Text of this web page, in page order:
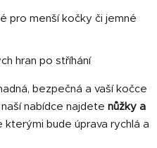
pro menší kočky či jemné
hran po stříhání
bezpečná a vaší kočce
nabídce najdete nůžky a
kterými bude úprava rychlá a